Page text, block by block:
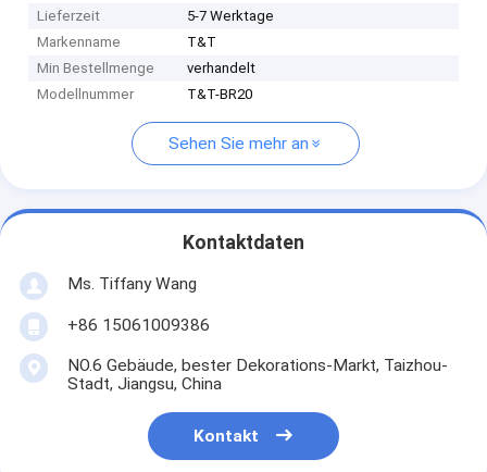
Lieferzeit
5-7 Werktage
Markenname
T&T
Min Bestellmenge
verhandelt
Modellnummer
T&T-BR20
Sehen Sie mehr an
Kontaktdaten
Ms. Tiffany Wang
+86 15061009386
NO.6 Gebäude, bester Dekorations-Markt, Taizhou-
Stadt, Jiangsu, China
Kontakt